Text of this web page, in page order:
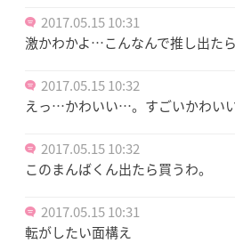
2017.05.15 10:31
激かわかよ…こんなんで推し出た
2017.05.15 10:32
えっ…かわいい…。すごいかわい
2017.05.15 10:32
このまんばくん出たら買うわ。
2017.05.15 10:31
転がしたい面構え